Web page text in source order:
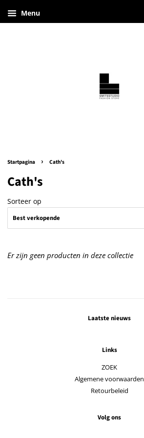
Menu
Startpagina › Cath's
Cath's
Sorteer op
Er zijn geen producten in deze collectie
Laatste nieuws
Links
ZOEK
Algemene voorwaarden
Retourbeleid
Volg ons